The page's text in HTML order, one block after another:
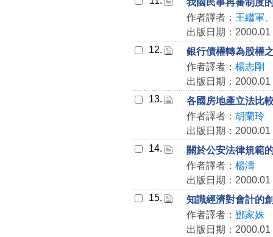
我國民事再審制度
作者譯者： 王繼軍
出版日期：2000.01
12.
銀行債權轉為股權
作者譯者： 楊志剛
出版日期：2000.01
13.
各國房地產立法比
作者譯者： 胡蘭玲
出版日期：2000.01
14.
關於公安法律規範
作者譯者： 楊濤
出版日期：2000.01
15.
知識經濟對會計的
作者譯者： 鄧家姝
出版日期：2000.01